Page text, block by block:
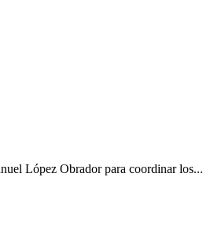
López Obrador para coordinar los...